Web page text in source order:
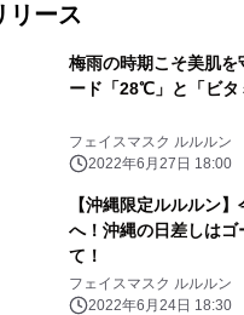
リース
梅雨の時期こそ美肌を
ード「28℃」と「ビタ
フェイスマスク ルルルン
2022年6月27日 18:00
【沖縄限定ルルルン
へ！沖縄の日差しはゴ
て！
フェイスマスク ルルルン
2022年6月24日 18:30